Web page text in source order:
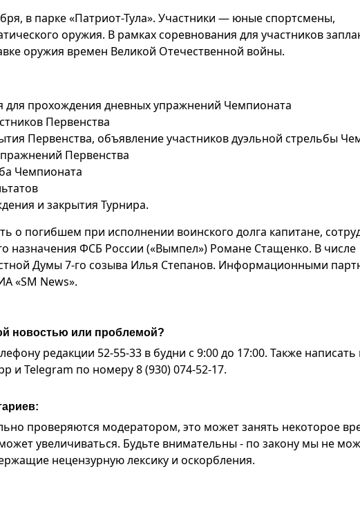
в парке «Патриот-Тула». Участники — юные спортсмены,
оружия. В рамках соревнования для участников
оружия времен Великой Отечественной войны.
прохождения дневных упражнений Чемпионата
Первенства
Первенства, объявление участников дуэльной стрельбы
Первенства
Чемпионата
и закрытия Турнира.
о погибшем при исполнении воинского долга капитане,
назначения ФСБ России («Вымпел») Романе Стащенко. В числе
Думы 7-го созыва Илья Степанов. Информационными
«SM News».
новостью или проблемой?
редакции 52-55-33 в будни с 9:00 до 17:00. Также
и Telegram по номеру 8 (930) 074-52-17.
проверяются модератором, это может занять некоторое
увеличиваться. Будьте внимательны - по закону мы не
нецензурную лексику и оскорбления.